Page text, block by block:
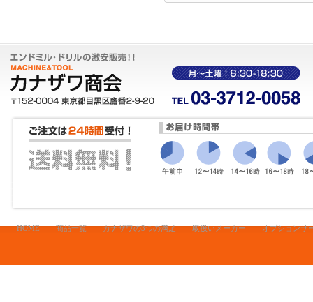
HOME 商品一覧 カナザワの3つの満足 取扱いメーカー オプションサ